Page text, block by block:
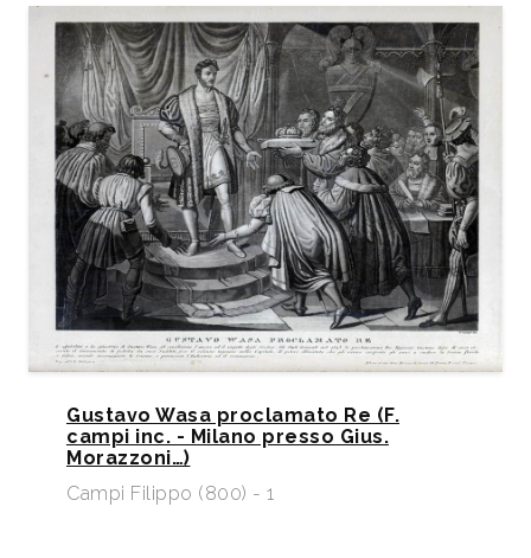
Gustavo Wasa proclamato Re (F.
campi inc. - Milano presso Gius.
Morazzoni…)
Campi Filippo (800) - 1